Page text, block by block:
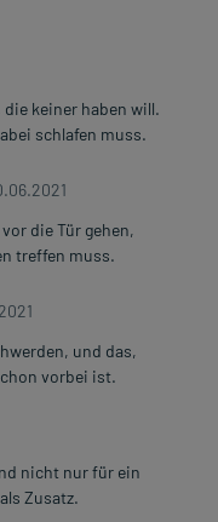
keiner haben will.
schlafen muss.
die Tür gehen,
treffen muss.
und das,
vorbei ist.
nicht nur für ein
Zusatz.